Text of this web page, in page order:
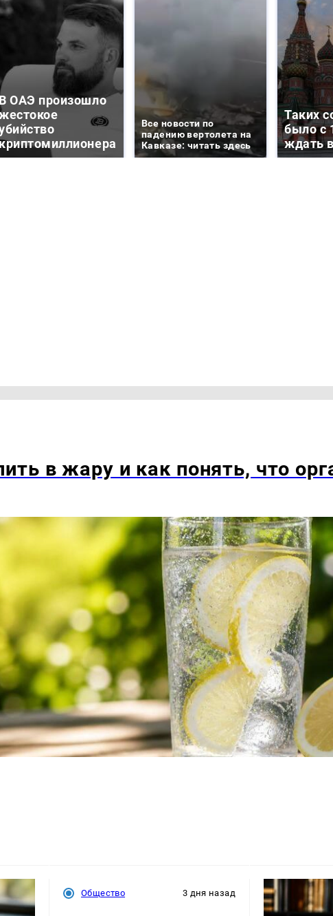
В ОАЭ произошло
Все новости по
падению вертолета на
Кавказе: читать здесь
Таких
было с
ждать
в жару и как понять, что
Общество 3 дня назад